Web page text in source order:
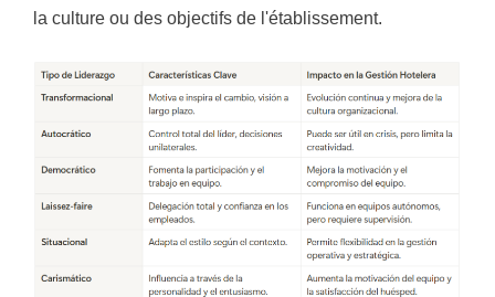
la culture ou des objectifs de l'établissement.